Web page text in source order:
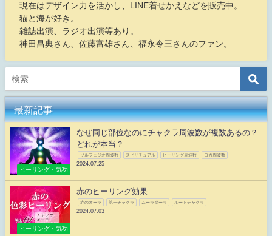
現在はデザイン力を活かし、LINE着せかえなどを販売中。
猫と海が好き。
雑誌出演、ラジオ出演等あり。
神田昌典さん、佐藤富雄さん、福永令三さんのファン。
最新記事
ヒーリング・気功
なぜ同じ部位なのにチャクラ周波数が複数あるの？
どれが本当？
ソルフェジオ周波数 スピリチュアル ヒーリング周波数 ヨガ周波数
2024.07.25
ヒーリング・気功
赤のヒーリング効果
赤のオーラ 第一チャクラ ムーラダーラ ルートチャクラ
2024.07.03